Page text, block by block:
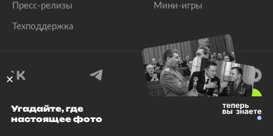
Пресс-релизы
Техподдержка
Мини-игры
© 1999–2026 Все права защищены.
Угадайте, где
настоящее фото